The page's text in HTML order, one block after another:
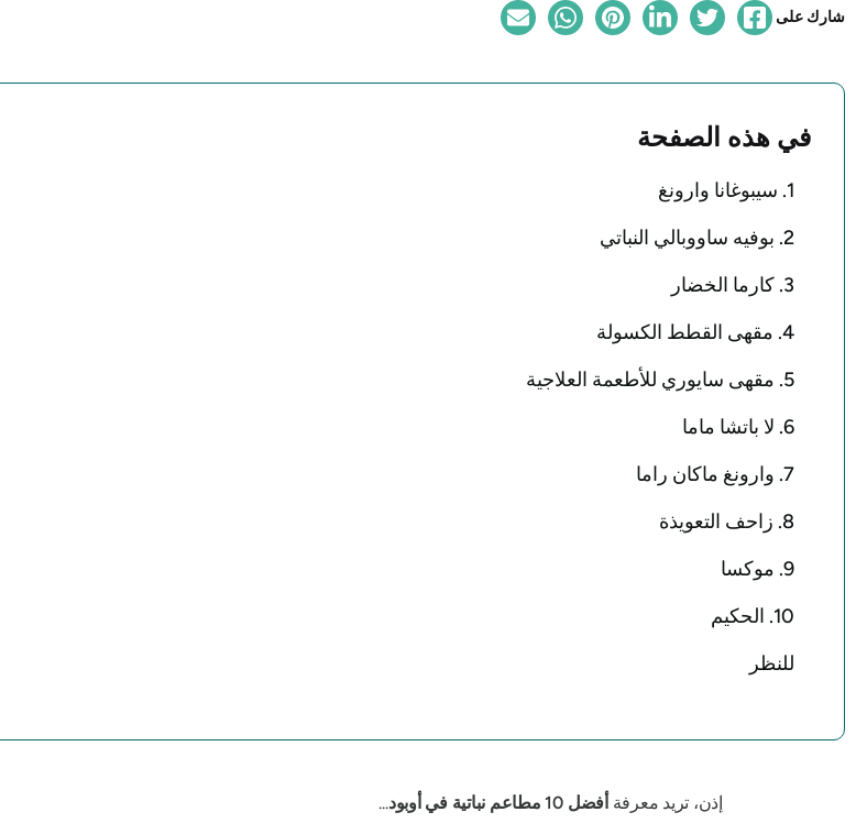
شارك على
في هذه الصفحة
1. سيبوغانا وارونغ
2. بوفيه ساووبالي النباتي
3. كارما الخضار
4. مقهى القطط الكسولة
5. مقهى سايوري للأطعمة العلاجية
6. لا باتشا ماما
7. وارونغ ماكان راما
8. زاحف التعويذة
9. موكسا
10. الحكيم
للنظر
إذن، تريد معرفة أفضل 10 مطاعم نباتية في أوبود
...